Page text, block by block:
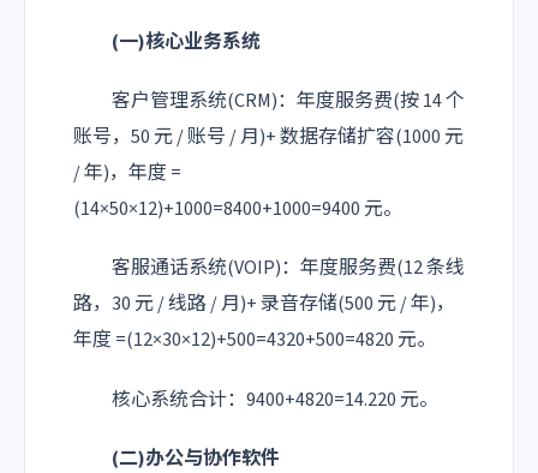
(一)核心业务系统
客户管理系统(CRM)：年度服务费(按 14 个
账号，50 元 / 账号 / 月)+ 数据存储扩容(1000 元
/ 年)，年度 =
(14×50×12)+1000=8400+1000=9400 元。
客服通话系统(VOIP)：年度服务费(12 条线
路，30 元 / 线路 / 月)+ 录音存储(500 元 / 年)，
年度 =(12×30×12)+500=4320+500=4820 元。
核心系统合计：9400+4820=14.220 元。
(二)办公与协作软件